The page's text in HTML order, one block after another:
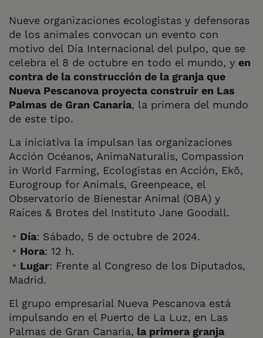
Nueve organizaciones ecologistas y defensoras
de los animales convocan un evento con
motivo del Día Internacional del pulpo, que se
celebra el 8 de octubre en todo el mundo, y en
contra de la construcción de la granja que
Nueva Pescanova proyecta construir en Las
Palmas de Gran Canaria, la primera del mundo
de este tipo.
La iniciativa la impulsan las organizaciones
Acción Océanos, AnimaNaturalis, Compassion
in World Farming, Ecologistas en Acción, Ekō,
Eurogroup for Animals, Greenpeace, el
Observatorio de Bienestar Animal (OBA) y
Raíces & Brotes del Instituto Jane Goodall.
Día: Sábado, 5 de octubre de 2024.
Hora: 12 h.
Lugar: Frente al Congreso de los Diputados,
Madrid.
El grupo empresarial Nueva Pescanova está
impulsando en el Puerto de La Luz, en Las
Palmas de Gran Canaria, la primera granja